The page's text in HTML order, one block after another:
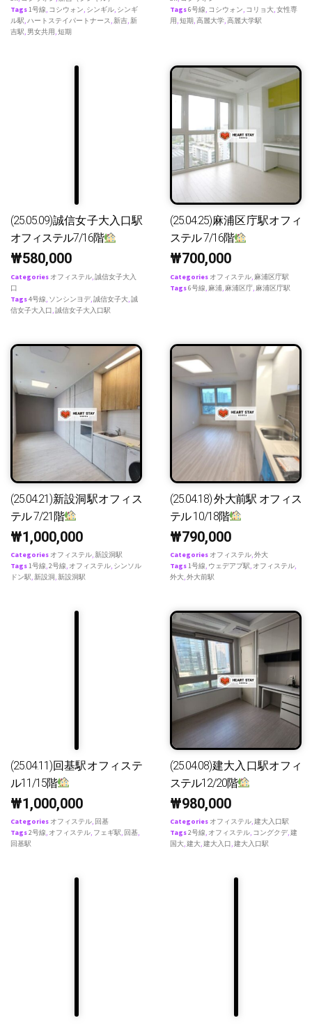
Tags1号線, コシウォン, シンギル, シンギ
ル駅,ハートステイパートナース,新吉,新
吉駅, 男女共用,短期
Tags6号線, コシウォン, コリョ大,女性専
用,短期,高麗大学,高麗大学駅
(25.05.09)誠信女子大入口駅
オフィステル7/16階
₩580,000
Categories オフィステル 誠信女子大入
口
Tags4号線 ソンシンヨデ 誠信女子大 誠
信女子大入口 誠信女子大入口駅
(25.04.25)麻浦区庁駅オフィ
ステル 7/16階
₩700,000
Categories オフィステル 麻浦区庁駅
Tags6号線 麻浦 麻浦区庁 麻浦区庁駅
(25.04.21)新設洞駅オフィス
テル 7/21階
₩1,000,000
Categories オフィステル,新設洞駅
Tags1号線,2号線, オフィステル, シンソル
ドン駅,新設洞,新設洞駅
(25.04.18) 外大前駅 オフィス
テル 10/18階
₩790,000
Categories オフィステル,外大
Tags1号線, ウェデアプ駅, オフィステル,
外大,外大前駅
(25.04.11)回基駅オフィステ
ル11/15階
₩1,000,000
Categories オフィステル, 回基
Tags2号線, オフィステル, フェギ駅, 回基,
回基駅
(25.04.08)建大入口駅オフィ
ステル12/20階
₩980,000
Categories オフィステル,建大入口駅
Tags2号線, オフィステル, コングクデ,建
国大,建大,建大入口,建大入口駅